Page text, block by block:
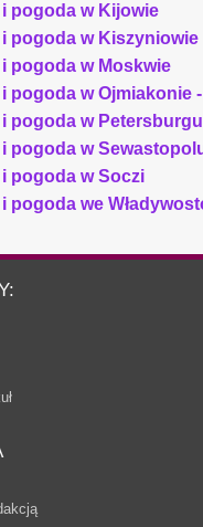
i pogoda w Kijowie
i pogoda w Kiszyniowie
i pogoda w Moskwie
i pogoda w Ojmiakonie
i pogoda w Petersburgu
i pogoda w
i pogoda w Soczi
pogoda we